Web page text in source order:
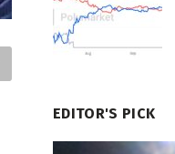
EDITOR'S PICK